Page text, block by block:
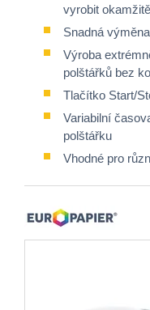
vyrobit okamžitě
Snadná
Výroba
polštářků bez
Tlačítko Start/
Variabilní
polštářku
Vhodné pro